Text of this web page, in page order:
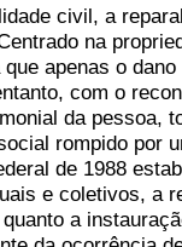
civil, a
na
apenas o
com o
da pessoa,
rompido por
de 1988
e coletivos, a
a